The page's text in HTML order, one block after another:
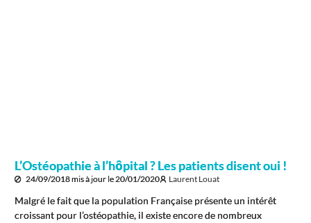
L’Ostéopathie à l’hôpital ? Les patients disent oui !
24/09/2018mis à jour le20/01/2020 Laurent Louat
Malgré le fait que la population Française présente un intérêt
croissant pour l’ostéopathie, il existe encore de nombreux